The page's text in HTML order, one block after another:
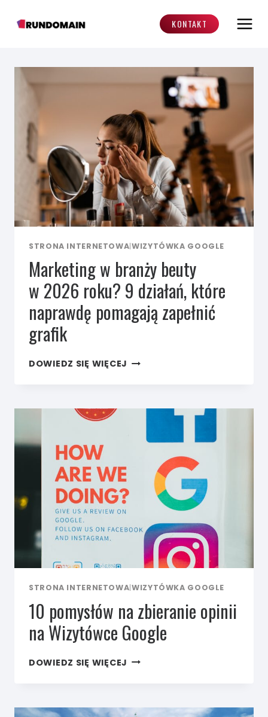
KONTAKT
STRONA INTERNETOWA|WIZYTÓWKA GOOGLE
Marketing w branży beuty
w 2026 roku? 9 działań, które
naprawdę pomagają zapełnić
grafik
DOWIEDZ SIĘ WIĘCEJ MARKETING
ROKU?
KTÓRE
NAPRAWDĘ
POMAGAJĄ
ZAPEŁNIĆ
GRAFIK
STRONA INTERNETOWA|WIZYTÓWKA GOOGLE
10 pomysłów na zbieranie opinii
na Wizytówce Google
DOWIEDZ SIĘ WIĘCEJ 10
NA WIZYTÓWCE